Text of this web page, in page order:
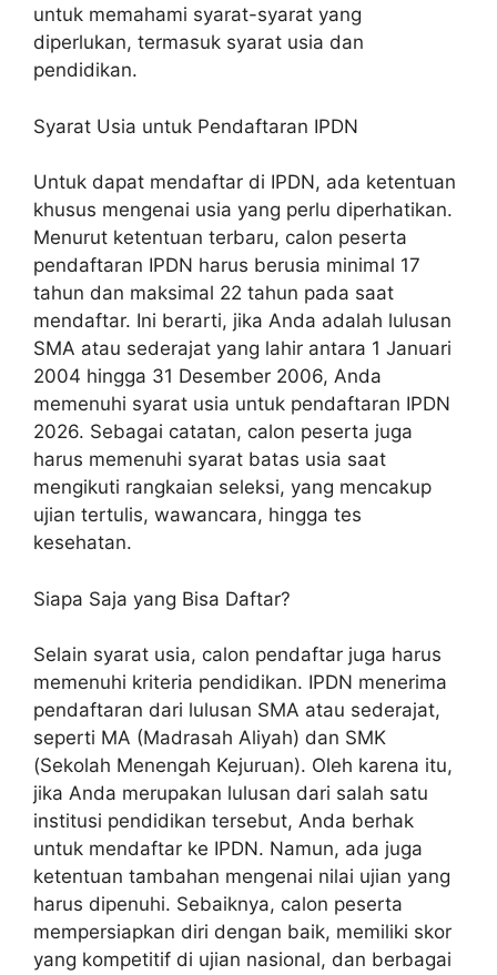
untuk memahami syarat-syarat yang
diperlukan, termasuk syarat usia dan
pendidikan.
Syarat Usia untuk Pendaftaran IPDN
Untuk dapat mendaftar di IPDN, ada ketentuan
khusus mengenai usia yang perlu diperhatikan.
Menurut ketentuan terbaru, calon peserta
pendaftaran IPDN harus berusia minimal 17
tahun dan maksimal 22 tahun pada saat
mendaftar. Ini berarti, jika Anda adalah lulusan
SMA atau sederajat yang lahir antara 1 Januari
2004 hingga 31 Desember 2006, Anda
memenuhi syarat usia untuk pendaftaran IPDN
2026. Sebagai catatan, calon peserta juga
harus memenuhi syarat batas usia saat
mengikuti rangkaian seleksi, yang mencakup
ujian tertulis, wawancara, hingga tes
kesehatan.
Siapa Saja yang Bisa Daftar?
Selain syarat usia, calon pendaftar juga harus
memenuhi kriteria pendidikan. IPDN menerima
pendaftaran dari lulusan SMA atau sederajat,
seperti MA (Madrasah Aliyah) dan SMK
(Sekolah Menengah Kejuruan). Oleh karena itu,
jika Anda merupakan lulusan dari salah satu
institusi pendidikan tersebut, Anda berhak
untuk mendaftar ke IPDN. Namun, ada juga
ketentuan tambahan mengenai nilai ujian yang
harus dipenuhi. Sebaiknya, calon peserta
mempersiapkan diri dengan baik, memiliki skor
yang kompetitif di ujian nasional, dan berbagai